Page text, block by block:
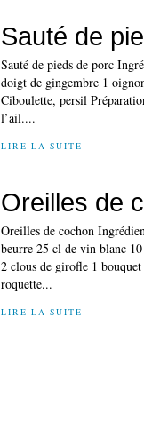
Sauté de
Sauté de pieds de porc
doigt de gingembre 1
Ciboulette, persil
l’ail....
LIRE LA SUITE
Oreilles de
Oreilles de cochon
beurre 25 cl de vin blanc
2 clous de girofle 1
roquette...
LIRE LA SUITE